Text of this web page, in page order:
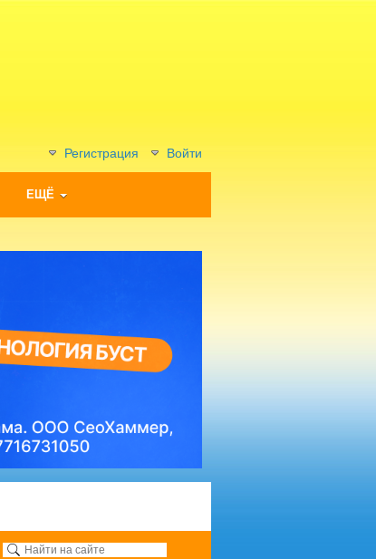
Регистрация Войти
ЕЩЁ